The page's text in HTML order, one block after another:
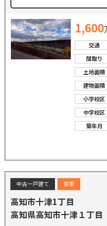
1,600
交通
間取り
土地面積
建物面積
小学校区
中学校区
築年月
中古一戸建て 空家
高知市十津1丁目
高知県高知市十津１丁目